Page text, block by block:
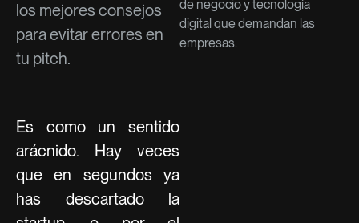
los mejores consejos
para evitar errores en
tu pitch.
Es como un sentido
arácnido. Hay veces
que en segundos ya
has descartado la
de negocio y tecnología
digital que demandan las
empresas.